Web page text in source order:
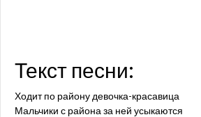
Текст песни:
Ходит по району девочка-красавица
Мальчики с района за ней усыкаются